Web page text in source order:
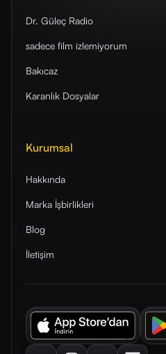
Dr. Güleç Radio
sadece film izlemiyorum
Bakıcaz
Karanlık Dosyalar
Kurumsal
Hakkında
Marka İşbirlikleri
Blog
İletişim